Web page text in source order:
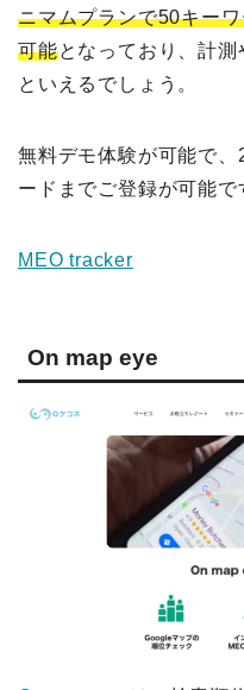
ニマムプランで50キー
可能となっており、計測
といえるでしょう。
無料デモ体験が可能で
ードまでご登録が可能で
MEO tracker
On map eye